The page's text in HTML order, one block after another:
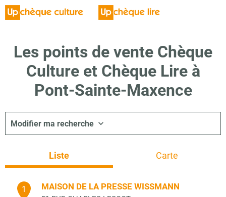
Les points de vente Chèque
Culture et Chèque Lire à
Pont-Sainte-Maxence
Modifier ma recherche
Liste Carte
1 MAISON DE LA PRESSE WISSMANN